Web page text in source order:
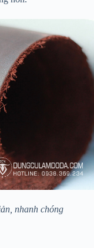
nhanh chóng